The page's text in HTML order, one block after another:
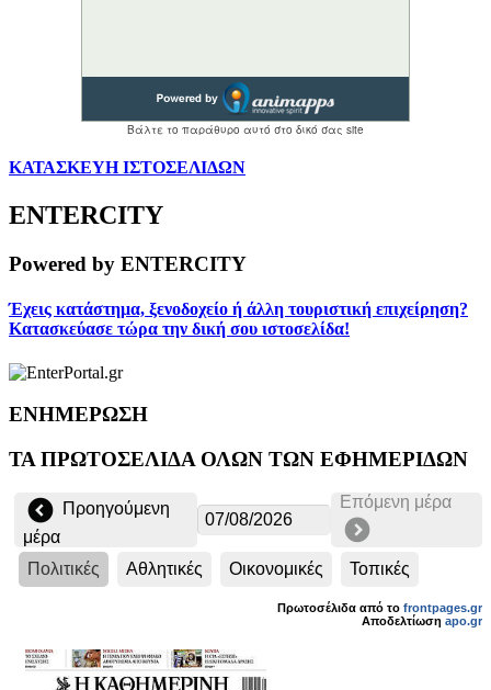
ΚΑΤΑΣΚΕΥΗ ΙΣΤΟΣΕΛΙΔΩΝ
ENTERCITY
Powered by ENTERCITY
Έχεις κατάστημα, ξενοδοχείο ή άλλη τουριστική επιχείρηση?
Κατασκεύασε τώρα την δική σου ιστοσελίδα!
ΕΝΗΜΕΡΩΣΗ
ΤΑ ΠΡΩΤΟΣΕΛΙΔΑ ΟΛΩΝ ΤΩΝ ΕΦΗΜΕΡΙΔΩΝ